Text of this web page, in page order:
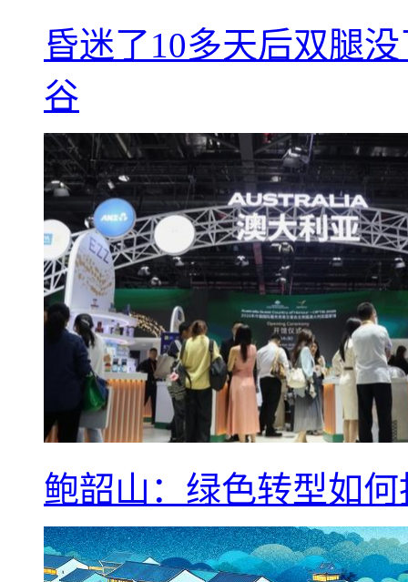
昏迷了10多天后双腿
谷
鲍韶山：绿色转型如